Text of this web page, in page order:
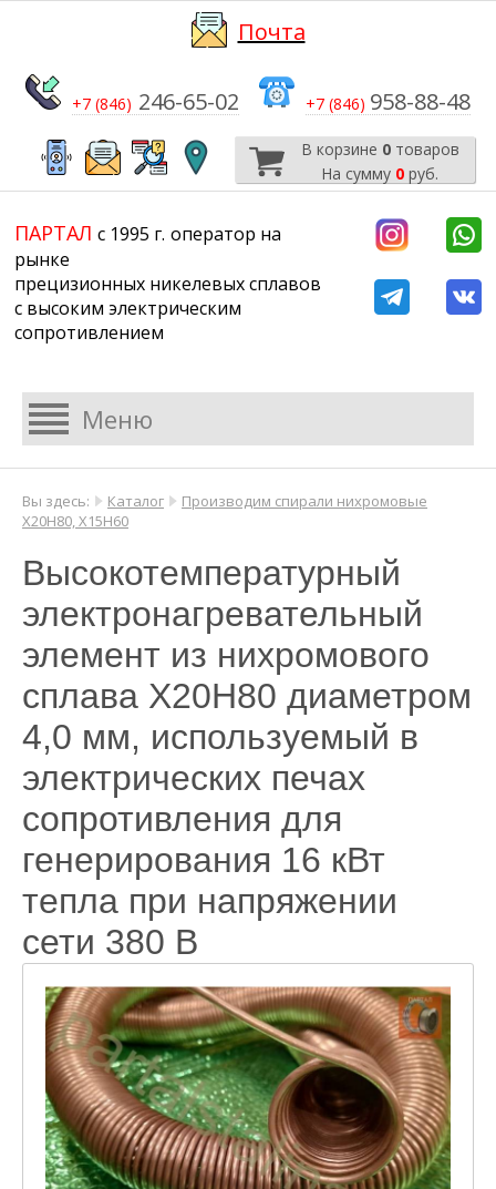
Почта
+7 (846) 246-65-02 +7 (846) 958-88-48
В корзине 0товаров
На сумму 0 руб.
ПАРТАЛ с 1995 г. ​​​​​​​оператор на
рынке
прецизионных никелевых сплавов
с высоким электрическим
сопротивлением
Вы здесь: Каталог
Производим спирали нихромовые
Х20Н80, Х15Н60
Высокотемпературный
электронагревательный
элемент из нихромового
сплава Х20Н80 диаметром
4,0 мм, используемый в
электрических печах
сопротивления для
генерирования 16 кВт
тепла при напряжении
сети 380 В